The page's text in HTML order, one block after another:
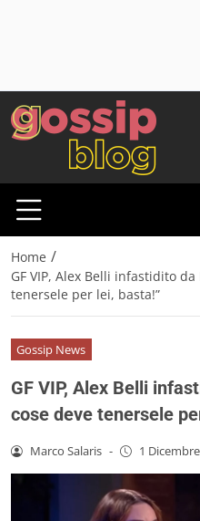
Home /
GF VIP, Alex Belli infastidito
tenersele per lei, basta!”
Gossip News
GF VIP, Alex Belli
cose deve tenersele
Marco Salaris - 1